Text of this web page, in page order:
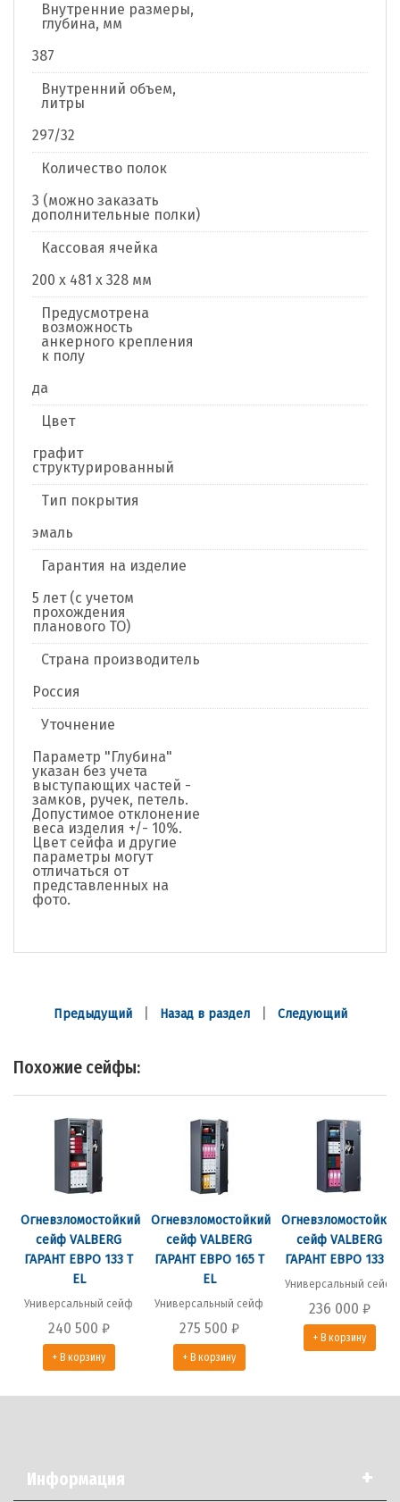
Внутренние размеры,
глубина, мм
387
Внутренний объем,
литры
297/32
Количество полок
3 (можно заказать
дополнительные полки)
Кассовая ячейка
200 x 481 x 328 мм
Предусмотрена
возможность
анкерного крепления
к полу
да
Цвет
графит
структурированный
Тип покрытия
эмаль
Гарантия на изделие
5 лет (с учетом
прохождения
планового ТО)
Страна производитель
Россия
Уточнение
Параметр "Глубина"
указан без учета
выступающих частей -
замков, ручек, петель.
Допустимое отклонение
веса изделия +/- 10%.
Цвет сейфа и другие
параметры могут
отличаться от
представленных на
фото.
Предыдущий| Назад в раздел| Следующий
Похожие сейфы:
Огневзломостойкий
сейф VALBERG
ГАРАНТ ЕВРО 133 Т
EL
Универсальный сейф
240 500 ₽
+ В корзину
Огневзломостойкий
сейф VALBERG
ГАРАНТ ЕВРО 165 Т
EL
Универсальный сейф
275 500 ₽
+ В корзину
Огневзломостойкий
сейф VALBERG
ГАРАНТ ЕВРО 133 Т
Универсальный сейф
236 000 ₽
+ В корзину
Информация +